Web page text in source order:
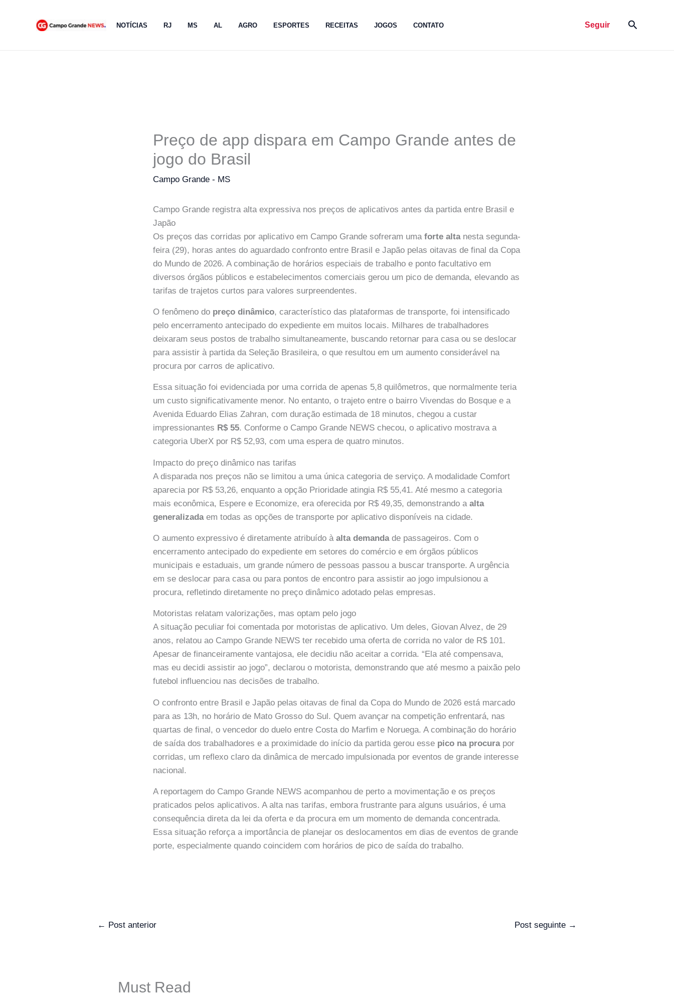
NOTÍCIAS RJ MS AL AGRO ESPORTES RECEITAS JOGOS CONTATO Seguir Pesquisar
Preço de app dispara em Campo Grande antes de
jogo do Brasil
Campo Grande - MS
Campo Grande registra alta expressiva nos preços de aplicativos antes da partida entre Brasil e
Japão
Os preços das corridas por aplicativo em Campo Grande sofreram umaforte altanesta segunda-
feira (29), horas antes do aguardado confronto entre Brasil e Japão pelas oitavas de final da Copa
do Mundo de 2026. A combinação de horários especiais de trabalho e ponto facultativo em
diversos órgãos públicos e estabelecimentos comerciais gerou um pico de demanda, elevando as
tarifas de trajetos curtos para valores surpreendentes.
O fenômeno do preço dinâmico, característico das plataformas de transporte, foi intensificado
pelo encerramento antecipado do expediente em muitos locais. Milhares de trabalhadores
deixaram seus postos de trabalho simultaneamente, buscando retornar para casa ou se deslocar
para assistir à partida da Seleção Brasileira, o que resultou em um aumento considerável na
procura por carros de aplicativo.
Essa situação foi evidenciada por uma corrida de apenas 5,8 quilômetros, que normalmente teria
um custo significativamente menor. No entanto, o trajeto entre o bairro Vivendas do Bosque e a
Avenida Eduardo Elias Zahran, com duração estimada de 18 minutos, chegou a custar
impressionantes R$ 55. Conforme o Campo Grande NEWS checou, o aplicativo mostrava a
categoria UberX por R$ 52,93, com uma espera de quatro minutos.
Impacto do preço dinâmico nas tarifas
A disparada nos preços não se limitou a uma única categoria de serviço. A modalidade Comfort
aparecia por R$ 53,26, enquanto a opção Prioridade atingia R$ 55,41. Até mesmo a categoria
mais econômica, Espere e Economize, era oferecida por R$ 49,35, demonstrando aalta
generalizadaem todas as opções de transporte por aplicativo disponíveis na cidade.
O aumento expressivo é diretamente atribuído àalta demandade passageiros. Com o
encerramento antecipado do expediente em setores do comércio e em órgãos públicos
municipais e estaduais, um grande número de pessoas passou a buscar transporte. A urgência
em se deslocar para casa ou para pontos de encontro para assistir ao jogo impulsionou a
procura, refletindo diretamente no preço dinâmico adotado pelas empresas.
Motoristas relatam valorizações, mas optam pelo jogo
A situação peculiar foi comentada por motoristas de aplicativo. Um deles, Giovan Alvez, de 29
anos, relatou ao Campo Grande NEWS ter recebido uma oferta de corrida no valor de R$ 101.
Apesar de financeiramente vantajosa, ele decidiu não aceitar a corrida. “Ela até compensava,
mas eu decidi assistir ao jogo”, declarou o motorista, demonstrando que até mesmo a paixão pelo
futebol influenciou nas decisões de trabalho.
O confronto entre Brasil e Japão pelas oitavas de final da Copa do Mundo de 2026 está marcado
para as 13h, no horário de Mato Grosso do Sul. Quem avançar na competição enfrentará, nas
quartas de final, o vencedor do duelo entre Costa do Marfim e Noruega. A combinação do horário
de saída dos trabalhadores e a proximidade do início da partida gerou esse pico na procurapor
corridas, um reflexo claro da dinâmica de mercado impulsionada por eventos de grande interesse
nacional.
A reportagem do Campo Grande NEWS acompanhou de perto a movimentação e os preços
praticados pelos aplicativos. A alta nas tarifas, embora frustrante para alguns usuários, é uma
consequência direta da lei da oferta e da procura em um momento de demanda concentrada.
Essa situação reforça a importância de planejar os deslocamentos em dias de eventos de grande
porte, especialmente quando coincidem com horários de pico de saída do trabalho.
← Post anterior Post seguinte →
Must Read